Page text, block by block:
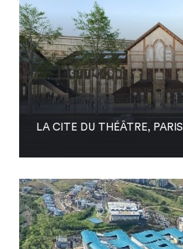
LA CITE DU THÉÂTRE, PARIS